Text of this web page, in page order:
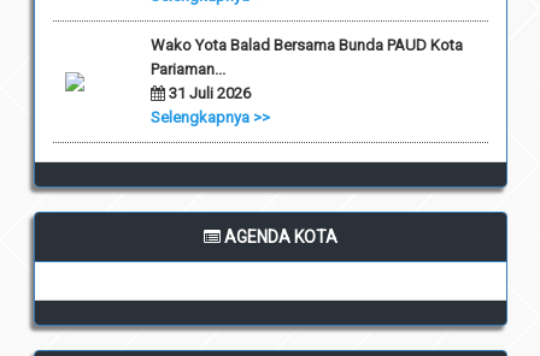
Wako Yota Balad Bersama Bunda PAUD Kota
Pariaman...
31 Juli 2026
Selengkapnya >>
AGENDA KOTA